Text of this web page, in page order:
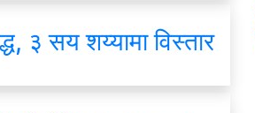
३ सय शय्यामा विस्तार